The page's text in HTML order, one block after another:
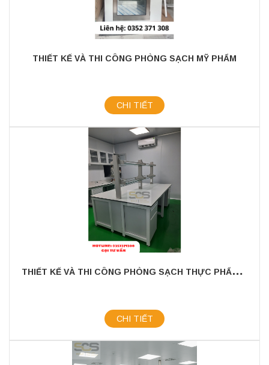
THIẾT KẾ VÀ THI CÔNG PHÒNG SẠCH MỸ PHẨM
CHI TIẾT
T
HIẾT KẾ VÀ THI CÔNG PHÒNG SẠCH THỰC PHẨM - VI SINH
CHI TIẾT